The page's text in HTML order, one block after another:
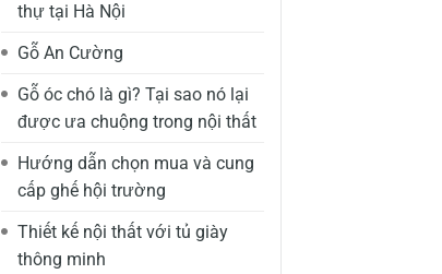
thự tại Hà Nội
Gỗ An Cường
Gỗ óc chó là gì? Tại sao nó lại
được ưa chuộng trong nội thất
Hướng dẫn chọn mua và cung
cấp ghế hội trường
Thiết kế nội thất với tủ giày
thông minh